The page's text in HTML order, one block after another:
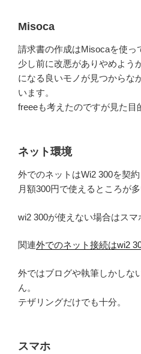
Misoca
請求書の作成はMisocaを使っ
少し前に改悪がありやめよう
になる良いモノが見つからな
います。
freeeも考えたのですが見た目
ネット環境
外でのネットはWi2 300を契約
月額300円で使えるところが
wi2 300が使えない場合はスマ
関連外でのネット接続はwi2
外ではブログや執筆しかしな
ん。
テザリングだけでも十分。
スマホ